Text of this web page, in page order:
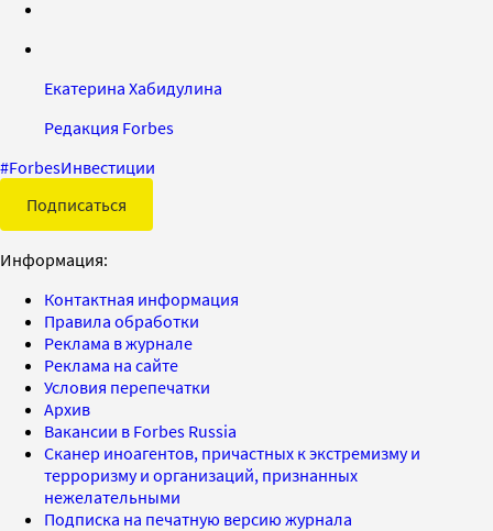
Екатерина Хабидулина
Редакция Forbes
#ForbesИнвестиции
Подписаться
Информация:
Контактная информация
Правила обработки
Реклама в журнале
Реклама на сайте
Условия перепечатки
Архив
Вакансии в Forbes Russia
Сканер иноагентов, причастных к экстремизму и
терроризму и организаций, признанных
нежелательными
Подписка на печатную версию журнала